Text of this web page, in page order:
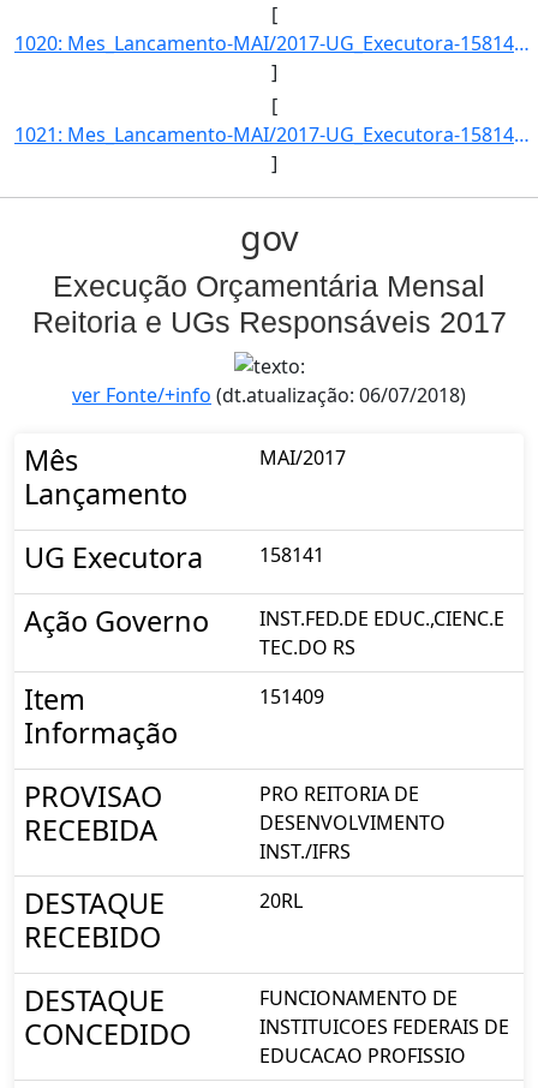
[
1020: Mes_Lancamento-MAI/2017-UG_Executora-158141-Acao_Governo-INST.FED.DE_EDUC.-CIENC.E_TEC.DO_RS-Item_In]
]
[
1021: Mes_Lancamento-MAI/2017-UG_Executora-158141-Acao_Governo-INST.FED.DE_EDUC.-CIENC.E_TEC.DO_RS-Item_In]
]
gov
Execução Orçamentária Mensal
Reitoria e UGs Responsáveis 2017
ver Fonte/+info (dt.atualização: 06/07/2018)
Mês
Lançamento
MAI/2017
UG Executora 158141
Ação Governo
INST.FED.DE EDUC.,CIENC.E
TEC.DO RS
Item
Informação
151409
PROVISAO
RECEBIDA
PRO REITORIA DE
DESENVOLVIMENTO
INST./IFRS
DESTAQUE
RECEBIDO
20RL
DESTAQUE
CONCEDIDO
FUNCIONAMENTO DE
INSTITUICOES FEDERAIS DE
EDUCACAO PROFISSIO